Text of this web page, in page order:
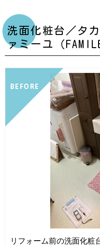
洗面化粧台／タ
ァミーユ（
BEFORE
リフォーム前の洗面化粧